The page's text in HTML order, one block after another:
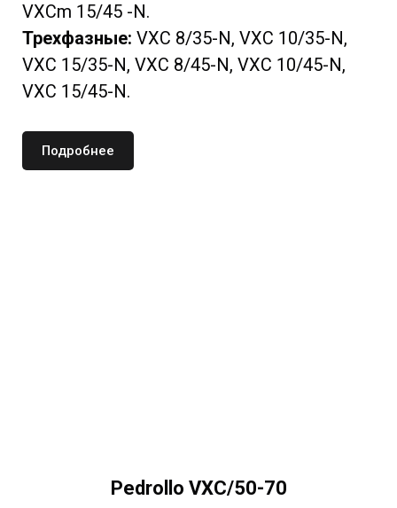
VXCm 15/45 -N.
Трехфазные: VXC 8/35-N, VXC 10/35-N,
VXC 15/35-N, VXC 8/45-N, VXC 10/45-N,
VXC 15/45-N.
Подробнее
Pedrollo VXC/50-70